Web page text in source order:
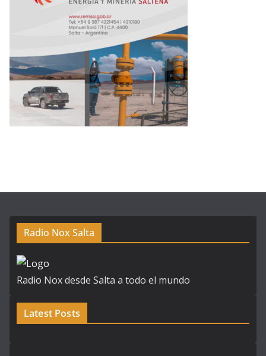
Radio Nox Salta
Radio Nox desde Salta a todo el mundo
Latest Posts